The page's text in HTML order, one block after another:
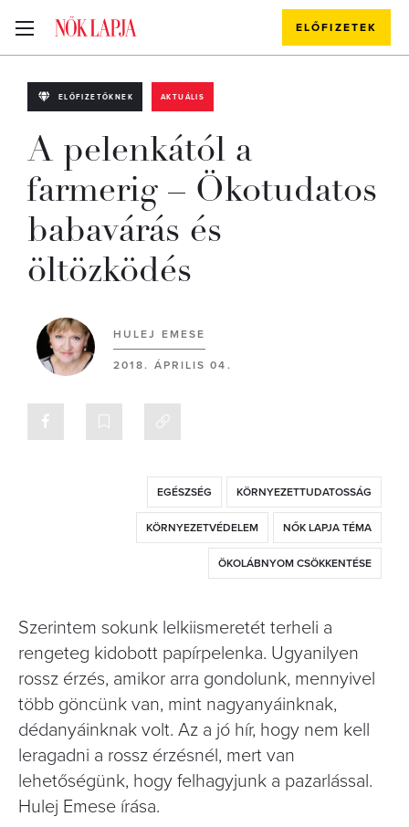
ELŐFIZETEK
ELŐFIZETŐKNEK AKTUÁLIS
A pelenkától a
farmerig – Ökotudatos
babavárás és
öltözködés
HULEJ EMESE
2018. ÁPRILIS 04.
EGÉSZSÉG KÖRNYEZETTUDATOSSÁG
KÖRNYEZETVÉDELEM NŐK LAPJA TÉMA
ÖKOLÁBNYOM CSÖKKENTÉSE
Szerintem sokunk lelkiismeretét terheli a
rengeteg kidobott papírpelenka. Ugyanilyen
rossz érzés, amikor arra gondolunk, mennyivel
több göncünk van, mint nagyanyáinknak,
dédanyáinknak volt. Az a jó hír, hogy nem kell
leragadni a rossz érzésnél, mert van
lehetőségünk, hogy felhagyjunk a pazarlással.
Hulej Emese írása.